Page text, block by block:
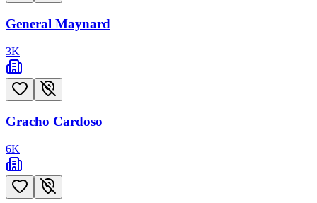
General Maynard
3K
Gracho Cardoso
6K